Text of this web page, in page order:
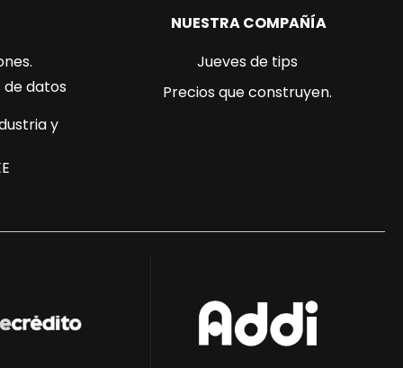
datos
y
NUESTRA COMPAÑÍA
Jueves de tips
Precios que construyen.